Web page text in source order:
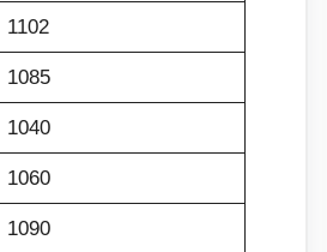
1102
1085
1040
1060
1090